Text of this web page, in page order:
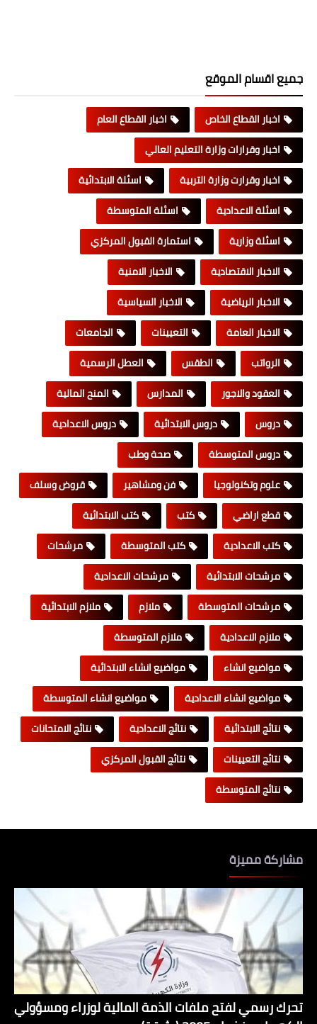
جميع اقسام الموقع
اخبار القطاع الخاص
اخبار القطاع العام
اخبار وقرارات وزارة التعليم العالي
اخبار وقرارت وزارة التربية
اسئلة الابتدائية
اسئلة الاعدادية
اسئلة المتوسطة
اسئلة وزارية
استمارة القبول المركزي
الاخبار الاقتصادية
الاخبار الامنية
الاخبار الرياضية
الاخبار السياسية
الاخبار العامة
التعيينات
الجامعات
الرواتب
الطقس
العطل الرسمية
العقود والاجور
المدارس
المنح المالية
دروس
دروس الابتدائية
دروس الاعدادية
دروس المتوسطة
صحة وطب
علوم وتكنولوجيا
فن ومشاهير
قروض وسلف
قطع اراضي
كتب
كتب الابتدائية
كتب الاعدادية
كتب المتوسطة
مرشحات
مرشحات الابتدائية
مرشحات الاعدادية
مرشحات المتوسطة
ملازم
ملازم الابتدائية
ملازم الاعدادية
ملازم المتوسطة
مواضيع انشاء
مواضيع انشاء الابتدائية
مواضيع انشاء الاعدادية
مواضيع انشاء المتوسطة
نتائج الابتدائية
نتائج الاعدادية
نتائج الامتحانات
نتائج التعيينات
نتائج القبول المركزي
نتائج المتوسطة
مشاركة مميزة
تحرك رسمي لفتح ملفات الذمة المالية لوزراء ومسؤولي